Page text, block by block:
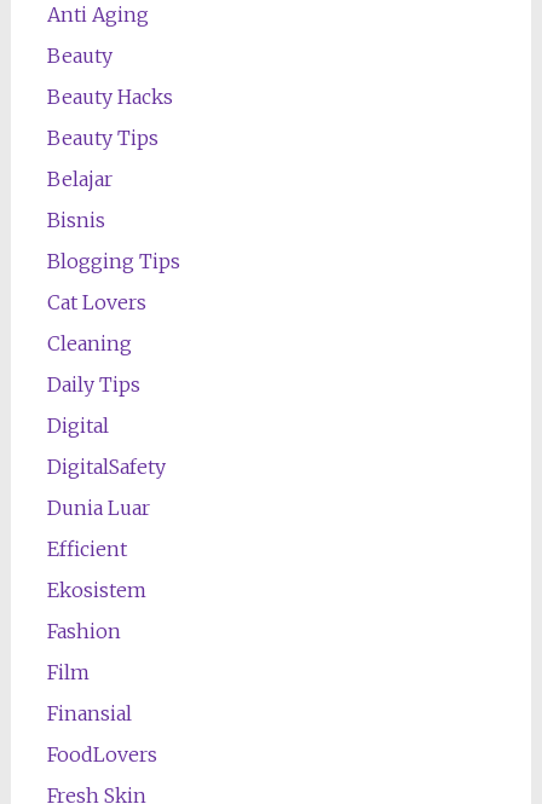
Anti Aging
Beauty
Beauty Hacks
Beauty Tips
Belajar
Bisnis
Blogging Tips
Cat Lovers
Cleaning
Daily Tips
Digital
DigitalSafety
Dunia Luar
Efficient
Ekosistem
Fashion
Film
Finansial
FoodLovers
Fresh Skin